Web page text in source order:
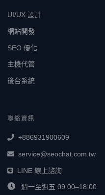
UI/UX 設計
網站開發
SEO 優化
主機代管
後台系統
聯絡資訊
+886931900609
service@seochat.com.tw
LINE 線上諮詢
週一至週五 09:00–18:00